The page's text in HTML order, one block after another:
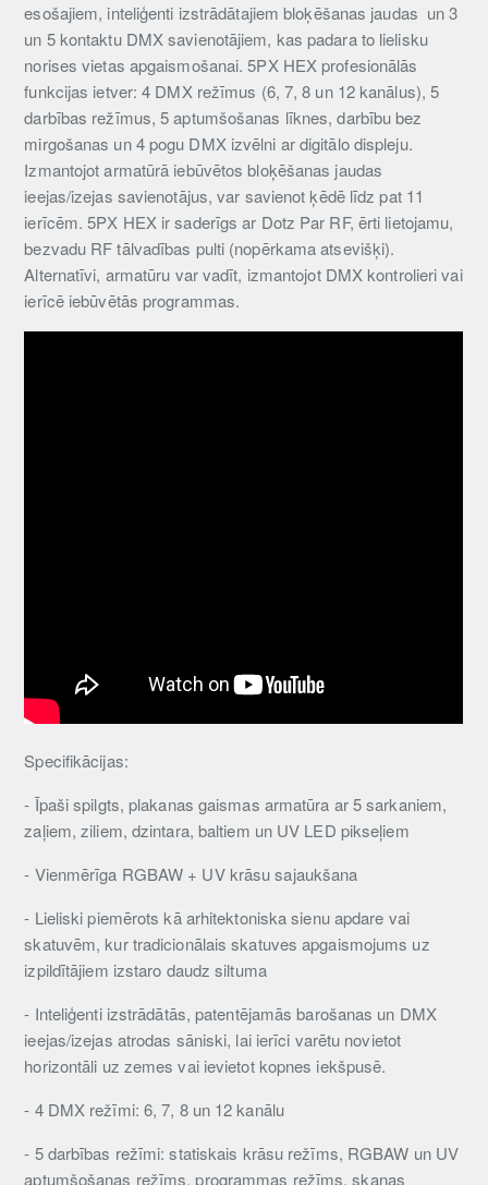
esošajiem, inteliģenti izstrādātajiem bloķēšanas jaudas un 3
un 5 kontaktu DMX savienotājiem, kas padara to lielisku
norises vietas apgaismošanai. 5PX HEX profesionālās
funkcijas ietver: 4 DMX režīmus (6, 7, 8 un 12 kanālus), 5
darbības režīmus, 5 aptumšošanas līknes, darbību bez
mirgošanas un 4 pogu DMX izvēlni ar digitālo displeju.
Izmantojot armatūrā iebūvētos bloķēšanas jaudas
ieejas/izejas savienotājus, var savienot ķēdē līdz pat 11
ierīcēm. 5PX HEX ir saderīgs ar Dotz Par RF, ērti lietojamu,
bezvadu RF tālvadības pulti (nopērkama atsevišķi).
Alternatīvi, armatūru var vadīt, izmantojot DMX kontrolieri vai
ierīcē iebūvētās programmas.
Specifikācijas:
- Īpaši spilgts, plakanas gaismas armatūra ar 5 sarkaniem,
zaļiem, ziliem, dzintara, baltiem un UV LED pikseļiem
- Vienmērīga RGBAW + UV krāsu sajaukšana
- Lieliski piemērots kā arhitektoniska sienu apdare vai
skatuvēm, kur tradicionālais skatuves apgaismojums uz
izpildītājiem izstaro daudz siltuma
- Inteliģenti izstrādātās, patentējamās barošanas un DMX
ieejas/izejas atrodas sāniski, lai ierīci varētu novietot
horizontāli uz zemes vai ievietot kopnes iekšpusē.
- 4 DMX režīmi: 6, 7, 8 un 12 kanālu
- 5 darbības režīmi: statiskais krāsu režīms, RGBAW un UV
aptumšošanas režīms, programmas režīms, skaņas